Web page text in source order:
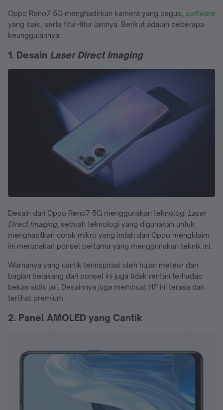
Oppo Reno7 5G menghadirkan kamera yang bagus, software
yang baik, serta fitur-fitur lainnya. Berikut adalah beberapa
keunggulannya:
1. Desain Laser Direct Imaging
Desain dari Oppo Reno7 5G menggunakan teknologi Laser
Direct Imaging, sebuah teknologi yang digunakan untuk
menghasilkan corak mikro yang indah dan Oppo mengklaim
ini merupakan ponsel pertama yang menggunakan teknik ini.
Warnanya yang cantik terinspirasi oleh hujan meteor dan
bagian belakang dari ponsel ini juga tidak rentan terhadap
bekas sidik jari. Desainnya juga membuat HP ini terasa dan
terlihat premium.
2. Panel AMOLED yang Cantik